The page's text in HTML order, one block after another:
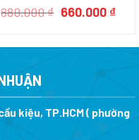
880.000₫ Giá
880.000 ₫.
660.000 ₫Giá
là:
kiệu, TP.HCM ( phường